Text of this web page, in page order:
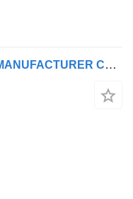
Lider 2026 MODEL NEW FROM MANUFACTURER COMPANY